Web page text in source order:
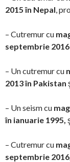
2015 în Nepal,
– Cutremur cu
septembrie
– Un cutremur cu
2013 în Pakistan
– Un seism cu
în ianuarie 1995,
– Cutremur cu
septembrie